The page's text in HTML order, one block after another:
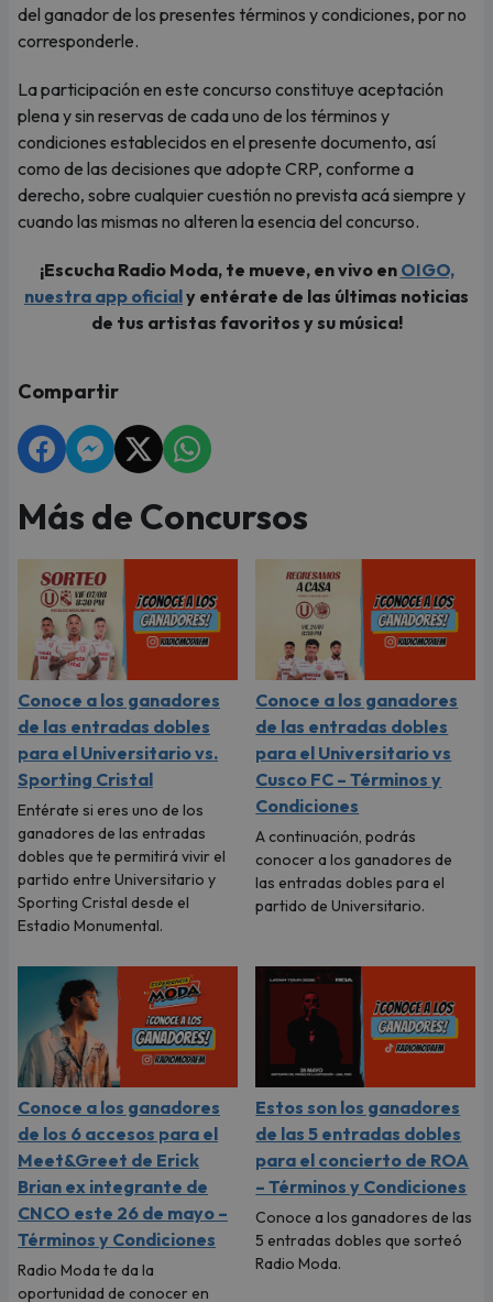
del ganador de los presentes términos y condiciones, por no
corresponderle.
La participación en este concurso constituye aceptación
plena y sin reservas de cada uno de los términos y
condiciones establecidos en el presente documento, así
como de las decisiones que adopte CRP, conforme a
derecho, sobre cualquier cuestión no prevista acá siempre y
cuando las mismas no alteren la esencia del concurso.
¡Escucha Radio Moda, te mueve, en vivo en OIGO,
nuestra app oficialy entérate de las últimas noticias
de tus artistas favoritos y su música!
Compartir
Más de Concursos
Conoce a los ganadores
de las entradas dobles
para el Universitario vs.
Sporting Cristal
Entérate si eres uno de los
ganadores de las entradas
dobles que te permitirá vivir el
partido entre Universitario y
Sporting Cristal desde el
Estadio Monumental.
Conoce a los ganadores
de las entradas dobles
para el Universitario vs
Cusco FC – Términos y
Condiciones
A continuación, podrás
conocer a los ganadores de
las entradas dobles para el
partido de Universitario.
Conoce a los ganadores
de los 6 accesos para el
Meet&Greet de Erick
Brian ex integrante de
CNCO este 26 de mayo –
Términos y Condiciones
Radio Moda te da la
oportunidad de conocer en
Estos son los ganadores
de las 5 entradas dobles
para el concierto de ROA
– Términos y Condiciones
Conoce a los ganadores de las
5 entradas dobles que sorteó
Radio Moda.